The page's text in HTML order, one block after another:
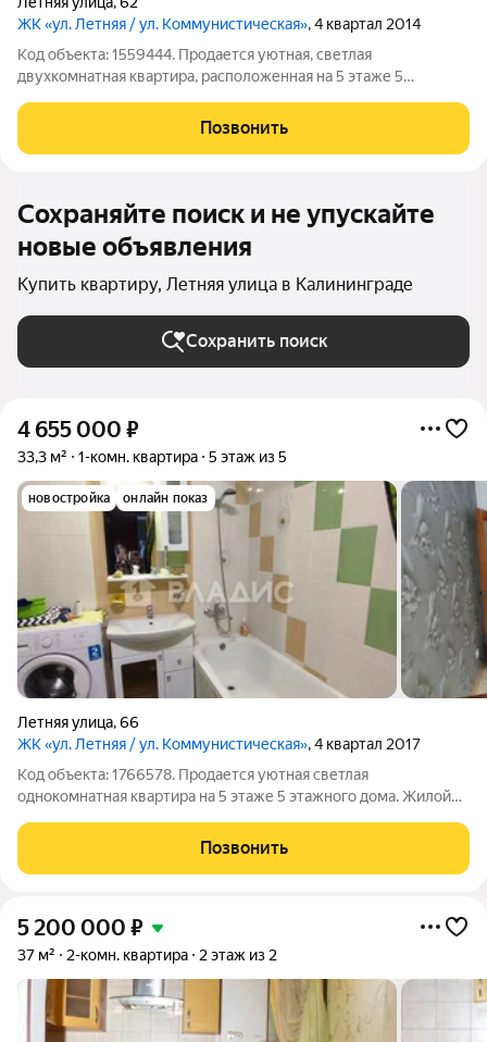
ЖК «ул. Летняя / ул. Коммунистическая», 4 квартал 2014
Код объекта: 1559444. Продается уютная, светлая
двухкомнатная квартира, расположенная на 5 этаже 5
Коммунистическая, Летняя, Павлика Морозова. Общая
площадь 61,1 кв.м., две изолированные комнаты 18 кв.м. и 15
Позвонить
Сохраняйте поиск и не упускайте
новые объявления
Купить квартиру, Летняя улица в Калининграде
Сохранить поиск
4 655 000 ₽
33,3 м² 1-комн. квартира 5 этаж из 5
новостройка онлайн показ
Летняя улица,66
ЖК «ул. Летняя / ул. Коммунистическая», 4 квартал 2017
Код объекта: 1766578. Продается уютная светлая
однокомнатная квартира на 5 этаже 5 этажного дома. Жилой
квартиры. В постройке дома использованы качественные
материалы. Комфортная и безопасная
Позвонить
5 200 000 ₽
37 м² 2-комн. квартира 2 этаж из 2